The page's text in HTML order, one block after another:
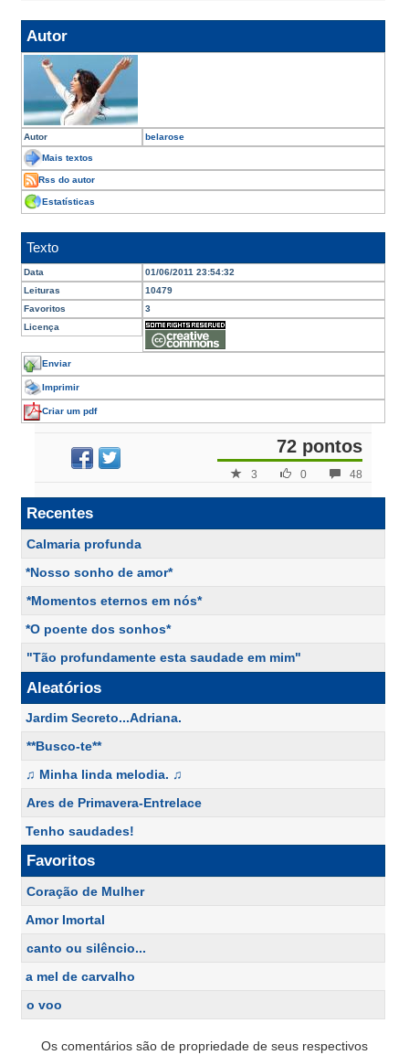
Autor
Autor belarose
Mais textos
Rss do autor
Estatísticas
Texto
Data
01/06/2011 23:54:32
Leituras
10479
Favoritos
3
Licença
Enviar
Imprimir
Criar um pdf
72 pontos
48
0
3
Recentes
Calmaria profunda
*Nosso sonho de amor*
*Momentos eternos em nós*
*O poente dos sonhos*
"Tão profundamente esta saudade em mim"
Aleatórios
Jardim Secreto...Adriana.
**Busco-te**
♫ Minha linda melodia. ♫
Ares de Primavera-Entrelace
Tenho saudades!
Favoritos
Coração de Mulher
Amor Imortal
canto ou silêncio...
a mel de carvalho
o voo
Os comentários são de propriedade de seus respectivos